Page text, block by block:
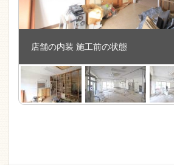
店舗の内装 施工前の状態